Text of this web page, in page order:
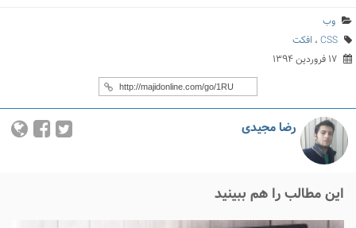
وب
CSS ، افکت
۱۷ فروردین ۱۳۹۴
رضا مجیدی
این مطالب را هم ببینید